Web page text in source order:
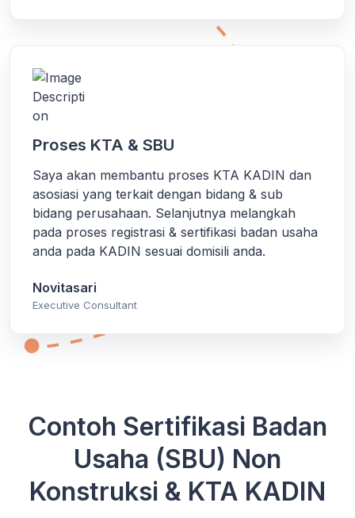
Proses KTA & SBU
Saya akan membantu proses KTA KADIN dan
asosiasi yang terkait dengan bidang & sub
bidang perusahaan. Selanjutnya melangkah
pada proses registrasi & sertifikasi badan usaha
anda pada KADIN sesuai domisili anda.
Novitasari
Executive Consultant
Contoh Sertifikasi Badan
Usaha (SBU) Non
Konstruksi & KTA KADIN